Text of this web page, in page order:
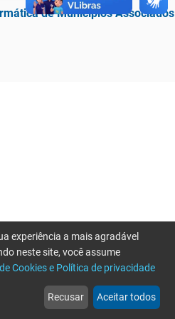
de Municípios Associados
web
Notícias
more_horiz
Mais
experiência a mais agradável
neste site, você assume
Cookies e Política de privacidade
Recusar Aceitar todos
favor tente novamente